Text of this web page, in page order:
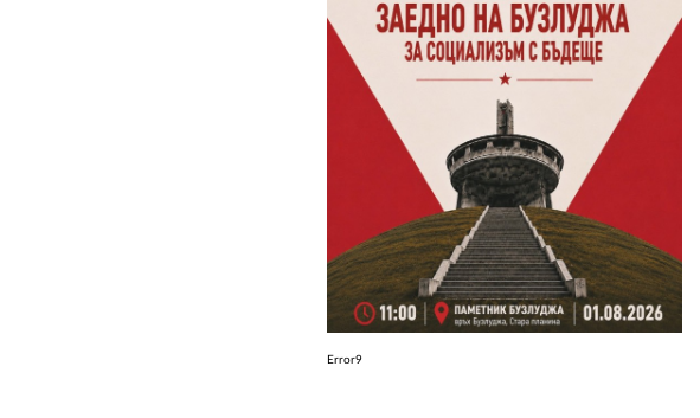
Error9
РЕДАКЦИЯ
РЕКЛАМА
АБОНАМЕНТ
УСЛОВИЯ ЗА ПОЛЗВАНЕ
ПОЛИТИКА ЗА БИСКВИТКИТЕ
ПОЛИТИКАТА ЗА